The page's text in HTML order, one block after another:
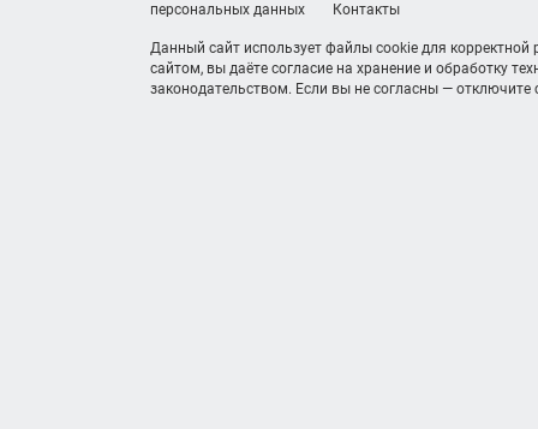
персональных данных
Контакты
Данный сайт использует файлы cookie для
сайтом, вы даёте согласие на хранение и обработку
законодательством. Если вы не согласны — отключите